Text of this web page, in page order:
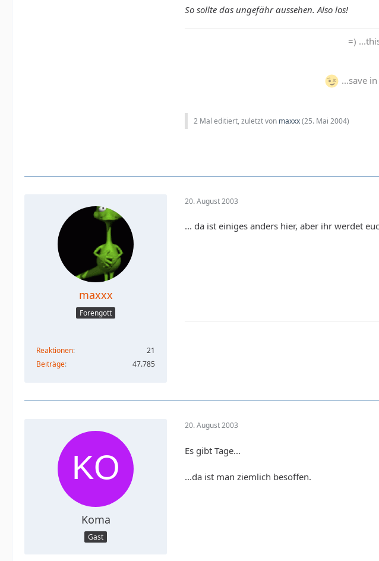
So sollte das ungefähr aussehen. Also los!
=)
...save
2 Mal editiert, zuletzt von maxxx(25. Mai 2004)
maxxx
Forengott
Reaktionen
21
Beiträge
47.785
20. August 2003
... da ist einiges anders hier, aber ihr werdet
Koma
Gast
20. August 2003
Es gibt Tage...
...da ist man ziemlich besoffen.